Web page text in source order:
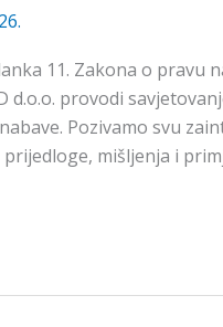
11. Zakona o pravu
d.o.o. provodi
Pozivamo svu
mišljenja i